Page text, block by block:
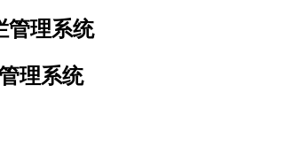
管理系统
理系统